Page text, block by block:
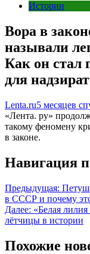
Истории
Вора в
называли
Как он стал
для
Lenta.ru5 месяцев
«Лента. ру»
такому феномену
в законе.
Навигация
Предыдущая:
в СССР и почему
Далее: «Белая
лётчицы в истории
Похожие